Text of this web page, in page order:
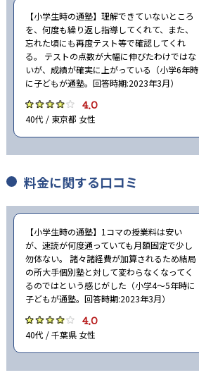
【小学生時の通塾】理解できていないところ
を、何度も繰り返し指導してくれて、また、
忘れた頃にも再度テスト等で確認してくれ
る。 テストの点数が大幅に伸びたわけではな
いが、成績が確実に上がっている（小学6年時
に子どもが通塾。回答時期:2023年3月）
4.0
40代 / 東京都 女性
料金に関する口コミ
【小学生時の通塾】1コマの授業料は安い
が、速読が何度通っていても月額固定で少し
勿体ない。 諸々諸経費が加算されるため結局
の所大手個別塾と対して変わらなくなってく
るのではという感じがした（小学4〜5年時に
子どもが通塾。回答時期:2023年3月）
4.0
40代 / 千葉県 女性